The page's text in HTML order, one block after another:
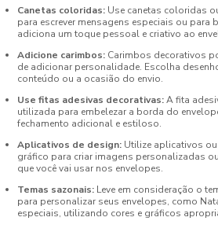
Canetas coloridas: Use canetas coloridas
para escrever mensagens especiais ou para
adiciona um toque pessoal e criativo ao
Adicione carimbos: Carimbos decorativos
de adicionar personalidade. Escolha
conteúdo ou a ocasião do envio.
Use fitas adesivas decorativas:A fita
utilizada para embelezar a borda do
fechamento adicional e estiloso.
Aplicativos de design: Utilize aplicativos
gráfico para criar imagens personalizadas
que você vai usar nos envelopes.
Temas sazonais: Leve em consideração o
para personalizar seus envelopes, como
especiais, utilizando cores e gráficos